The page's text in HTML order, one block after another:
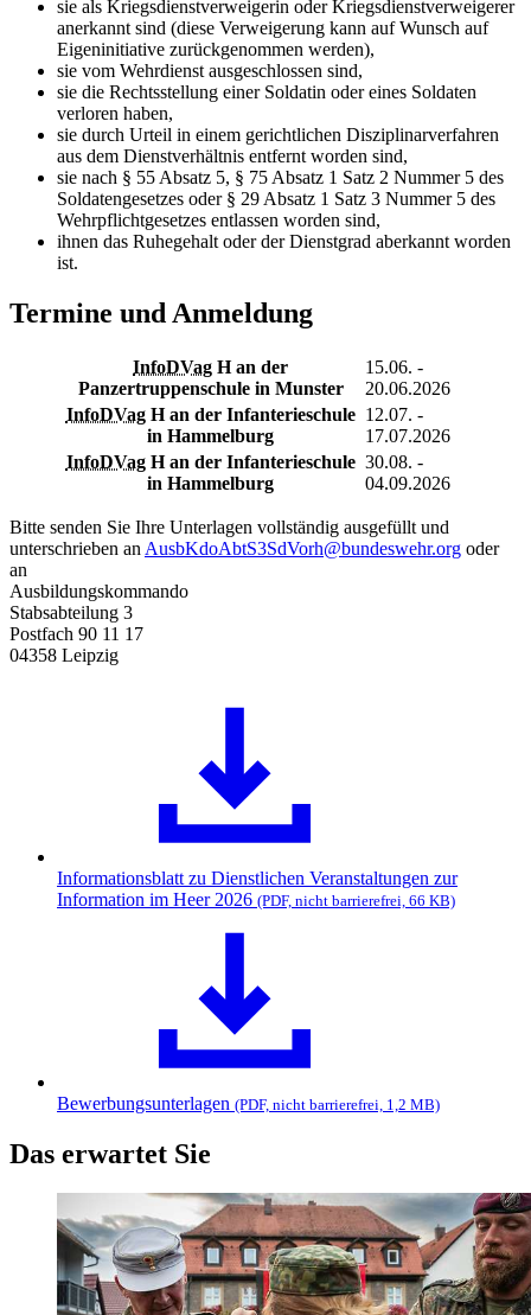
sie als Kriegsdienstverweigerin oder Kriegsdienstverweigerer
anerkannt sind (diese Verweigerung kann auf Wunsch auf
Eigeninitiative zurückgenommen werden),
sie vom Wehrdienst ausgeschlossen sind,
sie die Rechtsstellung einer Soldatin oder eines Soldaten
verloren haben,
sie durch Urteil in einem gerichtlichen Disziplinarverfahren
aus dem Dienstverhältnis entfernt worden sind,
sie nach § 55 Absatz 5, § 75 Absatz 1 Satz 2 Nummer 5 des
Soldatengesetzes oder § 29 Absatz 1 Satz 3 Nummer 5 des
Wehrpflichtgesetzes entlassen worden sind,
ihnen das Ruhegehalt oder der Dienstgrad aberkannt worden
ist.
Termine und Anmeldung
InfoDVag H an der
Panzertruppenschule in Munster
15.06. -
20.06.2026
InfoDVagH an der Infanterieschule
in Hammelburg
12.07. -
17.07.2026
InfoDVagH an der Infanterieschule
in Hammelburg
30.08. -
04.09.2026
Bitte senden Sie Ihre Unterlagen vollständig ausgefüllt und
unterschrieben an AusbKdoAbtS3SdVorh@bundeswehr.org oder
an
Ausbildungskommando
Stabsabteilung 3
Postfach 90 11 17
04358 Leipzig
Informationsblatt zu Dienstlichen Veranstaltungen zur
Information im Heer 2026 (PDF, nicht barrierefrei, 66 KB)
Bewerbungsunterlagen (PDF, nicht barrierefrei, 1,2 MB)
Das erwartet Sie